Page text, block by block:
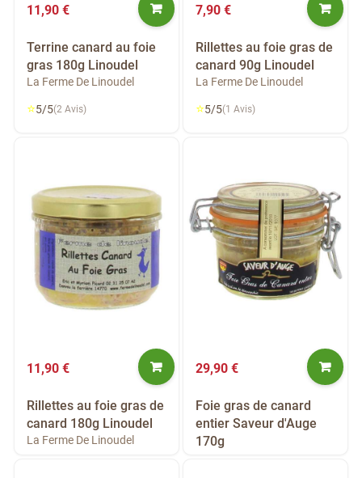
11,90 €
Terrine canard au foie
gras 180g Linoudel
La Ferme De Linoudel
⭐5/5(2 Avis)
7,90 €
Rillettes au foie gras de
canard 90g Linoudel
La Ferme De Linoudel
⭐5/5(1 Avis)
11,90 €
Rillettes au foie gras de
canard 180g Linoudel
La Ferme De Linoudel
29,90 €
Foie gras de canard
entier Saveur d'Auge
170g